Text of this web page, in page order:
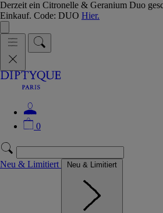
Derzeit ein Citronelle & Geranium Duo
Einkauf. Code: DUO Hier.
0
Neu & Limitiert Neu & Limitiert